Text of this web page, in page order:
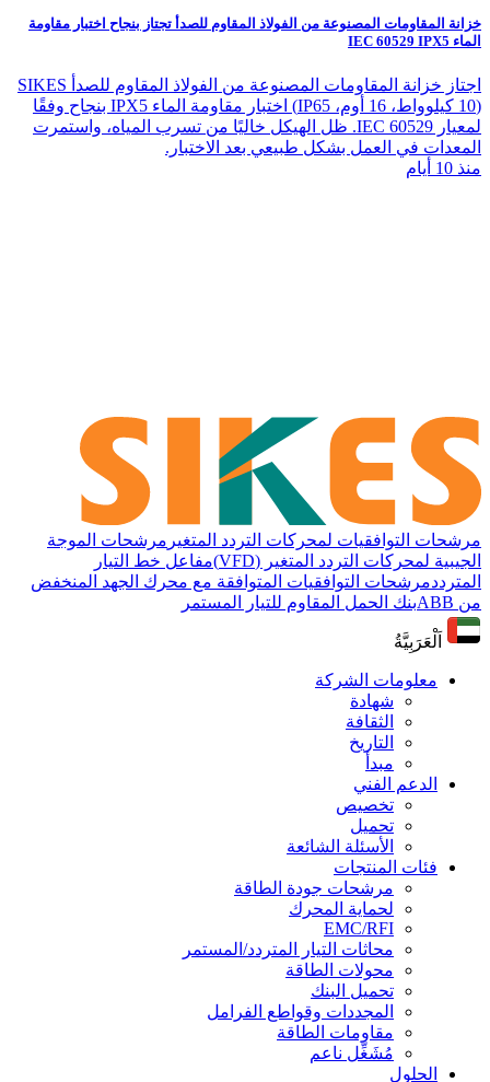
خزانة المقاومات المصنوعة من الفولاذ المقاوم للصدأ تجتاز بنجاح اختبار مقاومة
الماء IEC 60529 IPX5
اجتاز خزانة المقاومات المصنوعة من الفولاذ المقاوم للصدأ SIKES
(10 كيلوواط، 16 أوم، IP65) اختبار مقاومة الماء IPX5 بنجاح وفقًا
لمعيار IEC 60529. ظل الهيكل خاليًا من تسرب المياه، واستمرت
المعدات في العمل بشكل طبيعي بعد الاختبار.
منذ 10 أيام
مرشحات التوافقيات لمحركات التردد المتغير مرشحات الموجة
الجيبية لمحركات التردد المتغير (VFD)
مفاعل خط التيار
المترددمرشحات التوافقيات المتوافقة مع محرك الجهد المنخفض
من ABB
بنك الحمل المقاوم للتيار المستمر
اَلْعَرَبِيَّةُ
معلومات الشركة
شهادة
الثقافة
التاريخ
مبدأ
الدعم الفني
تخصيص
تحميل
الأسئلة الشائعة
فئات المنتجات
مرشحات جودة الطاقة
لحماية المحرك
EMC/RFI
محاثات التيار المتردد/المستمر
محولات الطاقة
تحميل البنك
المجددات وقواطع الفرامل
مقاومات الطاقة
مُشَغِّل ناعم
الحلول